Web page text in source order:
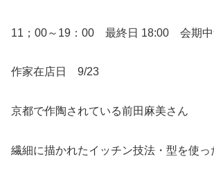
11；00～19：00 最終日 18:00 会期中
作家在店日 9/23
京都で作陶されている前田麻美さん
繊細に描かれたイッチン技法・型を使